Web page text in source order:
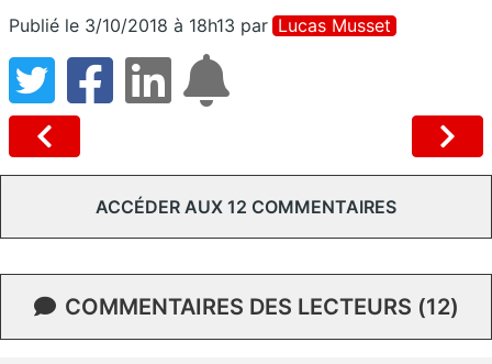
Publié le 3/10/2018 à 18h13 par Lucas Musset
ACCÉDER AUX 12 COMMENTAIRES
COMMENTAIRES DES LECTEURS (12)